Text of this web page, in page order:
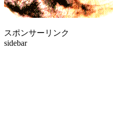
スポンサーリンク
sidebar